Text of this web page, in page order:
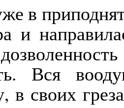
в
и
Вся
в своих